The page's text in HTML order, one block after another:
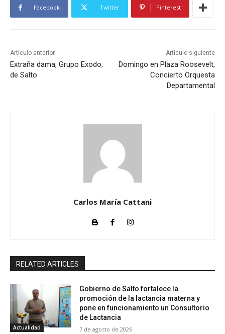
Facebook Twitter Pinterest
Artículo anterior
Extraña dama, Grupo Exodo,
de Salto
Artículo siguiente
Domingo en Plaza Roosevelt,
Concierto Orquesta
Departamental
Carlos María Cattani
RELATED ARTICLES
Actualidad
Gobierno de Salto fortalece la
promoción de la lactancia materna y
pone en funcionamiento un Consultorio
de Lactancia
7 de agosto de 2026